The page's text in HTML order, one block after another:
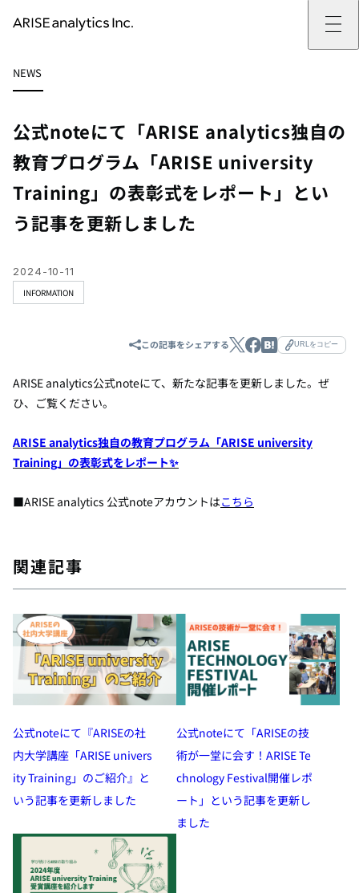
ARISE analyticsとはトップ
ミッション・バリュー
働きがいのある会社づくり
サービス
提供サービストップ
カスタマーサポート改革
ドローン・ビジネス活用
データ・AI人材育成支援
実績
データドリブン改革の推進支援
新規事業の立ち上げ支援
データ分析基盤の構築・活用支援
企業情報
企業情報トップ
会社概要
CEOメッセージ
サステナビリティ
お問い合わせ
ニュース
ニューストップ
インフォメーション
プレスリリース
イベント
技術情報
技術情報トップ
TECH BLOG
PAPER
OTHERS
採用
採用トップ
新卒採用
中途採用
キャリア開発
働く環境
数字で見るARISE analytics
NEWS
公式noteにて「ARISE analytics独自の
教育プログラム「ARISE university
Training」の表彰式をレポート」とい
う記事を更新しました
INFORMATION
2024-10-11
この記事をシェアする URLをコピー
ARISE analytics公式noteにて、新たな記事を更新しました。ぜ
ひ、ご覧ください。
ARISE analytics独自の教育プログラム「ARISE university
Training」の表彰式をレポート✨
■ARISE analytics 公式noteアカウントはこちら
関連記事
公式noteにて『ARISEの社
内大学講座「ARISE univers
ity Training」のご紹介』と
いう記事を更新しました
公式noteにて「ARISEの技
術が一堂に会す！ARISE Te
chnology Festival開催レポ
ート」という記事を更新し
ました